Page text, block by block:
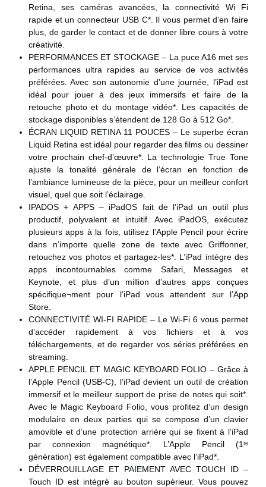
Retina, ses caméras avancées, la connectivité Wi Fi
rapide et un connecteur USB C*. Il vous permet d’en faire
plus, de garder le contact et de donner libre cours à votre
créativité.
PERFORMANCES ET STOCKAGE – La puce A16 met ses
performances ultra rapides au service de vos activités
préférées. Avec son autonomie d’une journée, l’iPad est
idéal pour jouer à des jeux immersifs et faire de la
retouche photo et du montage vidéo*. Les capacités de
stockage disponibles s’étendent de 128 Go à 512 Go*.
ÉCRAN LIQUID RETINA 11 POUCES – Le superbe écran
Liquid Retina est idéal pour regarder des films ou dessiner
votre prochain chef-d’œuvre*. La technologie True Tone
ajuste la tonalité générale de l’écran en fonction de
l’ambiance lumineuse de la pièce, pour un meilleur confort
visuel, quel que soit l’éclairage.
IPADOS + APPS – iPadOS fait de l’iPad un outil plus
productif, polyvalent et intuitif. Avec iPadOS, exécutez
plusieurs apps à la fois, utilisez l’Apple Pencil pour écrire
dans n’importe quelle zone de texte avec Griffonner,
retouchez vos photos et partagez-les*. L’iPad intègre des
apps incontournables comme Safari, Messages et
Keynote, et plus d’un million d’autres apps conçues
spécifique¬ment pour l’iPad vous attendent sur l’App
Store.
CONNECTIVITÉ WI-FI RAPIDE – Le Wi-Fi 6 vous permet
d’accéder rapidement à vos fichiers et à vos
téléchargements, et de regarder vos séries préférées en
streaming.
APPLE PENCIL ET MAGIC KEYBOARD FOLIO – Grâce à
l’Apple Pencil (USB-C), l’iPad devient un outil de création
immersif et le meilleur support de prise de notes qui soit*.
Avec le Magic Keyboard Folio, vous profitez d’un design
modulaire en deux parties qui se compose d’un clavier
amovible et d’une protection arrière qui se fixent à l’iPad
par connexion magnétique*. L’Apple Pencil (1ʳᵉ
génération) est également compatible avec l’iPad*.
DÉVERROUILLAGE ET PAIEMENT AVEC TOUCH ID –
Touch ID est intégré au bouton supérieur. Vous pouvez